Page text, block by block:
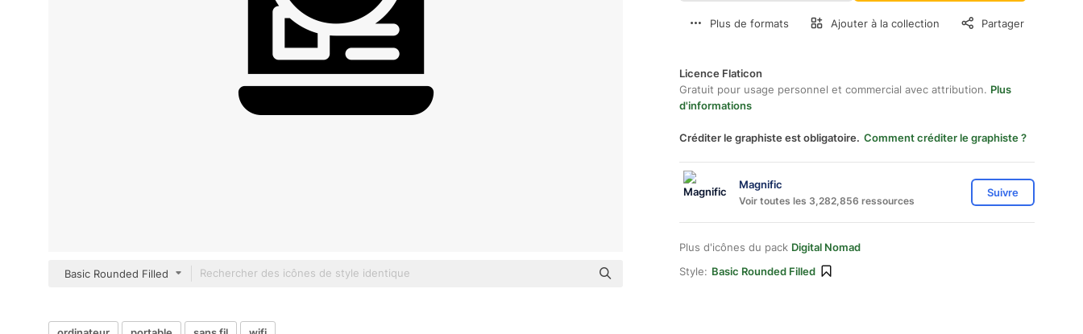
Basic Rounded Filled
Plus de formats Ajouter à la collection Partager
Licence Flaticon
Gratuit pour usage personnel et commercial avec attribution. Plus
d'informations
Créditer le graphiste est obligatoire. Comment créditer le graphiste ?
Magnific
Voir toutes les 3,282,856 ressources
Suivre
Plus d'icônes du pack Digital Nomad
Style: Basic Rounded Filled